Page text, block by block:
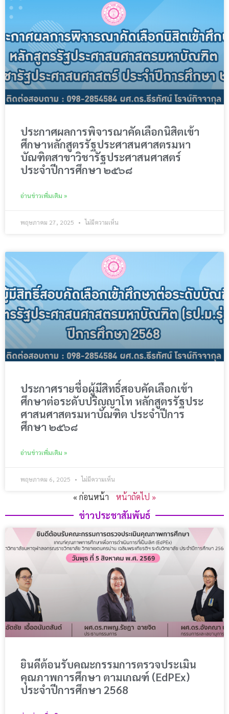
ประกาศผลการพิจารณาคัดเลือกนิสิตเข้า
ศึกษาหลักสูตรรัฐประศาสนศาสตรมหา
บัณฑิตสาขาวิชารัฐประศาสนศาสตร์
ประจำปีการศึกษา ๒๕๖๘
อ่านข่าวเพิ่มเติม »
พฤษภาคม 27, 2025 ไม่มีความเห็น
ประกาศรายชื่อผู้มีสิทธิ์สอบคัดเลือกเข้า
ศึกษาต่อระดับปริญญาโท หลักสูตรรัฐประ
ศาสนศาสตรมหาบัณฑิต ประจำปีการ
ศึกษา ๒๕๖๘
อ่านข่าวเพิ่มเติม »
พฤษภาคม 6, 2025 ไม่มีความเห็น
« ก่อนหน้า หน้าถัดไป »
ข่าวประชาสัมพันธ์​
ยินดีต้อนรับคณะกรรมการตรวจประเมิน
คุณภาพการศึกษา ตามเกณฑ์ (EdPEx)
ประจำปีการศึกษา 2568